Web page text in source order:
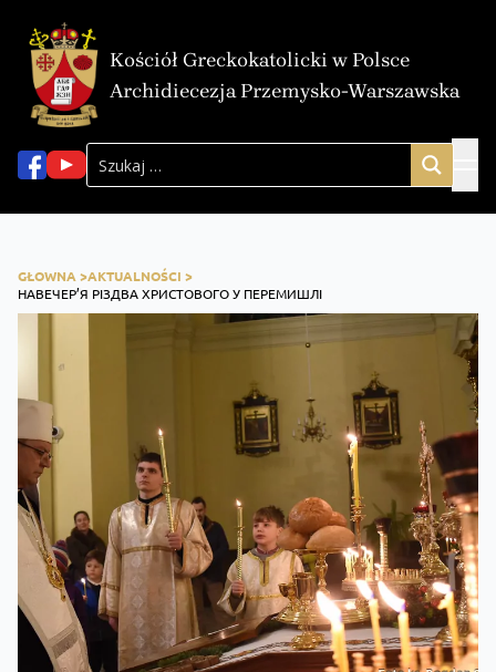
Kościół Greckokatolicki w Polsce
Archidiecezja Przemysko-Warszawska
GŁOWNA >AKTUALNOŚCI >
НАВЕЧЕР’Я РІЗДВА ХРИСТОВОГО У ПЕРЕМИШЛІ